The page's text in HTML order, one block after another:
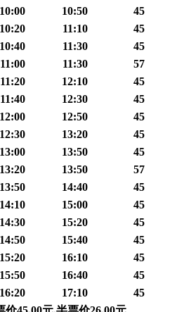
10:00 10:50
45
10:20 11:10
45
10:40 11:30
45
11:00 11:30
57
11:20 12:10
45
11:40 12:30
45
12:00 12:50
45
12:30 13:20
45
13:00 13:50
45
13:20 13:50
57
13:50 14:40
45
14:10 15:00
45
14:30 15:20
45
14:50 15:40
45
15:20 16:10
45
15:50 16:40
45
16:20 17:10
45